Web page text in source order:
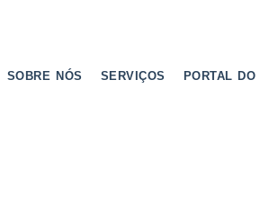
SOBRE NÓS SERVIÇOS PORTAL DO